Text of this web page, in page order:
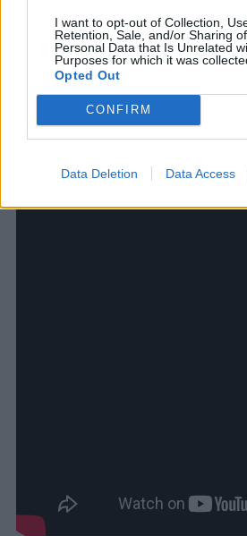
I want to opt-out of Collection,
Retention, Sale, and/or Sharing
Personal Data that Is Unrelated
Purposes for which it was
Opted Out
CONFIRM
Data Deletion Data Access